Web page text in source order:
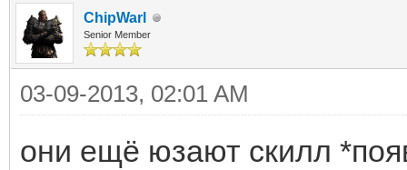
ChipWarl
Senior Member
03-09-2013, 02:01 AM
они ещё юзают скилл